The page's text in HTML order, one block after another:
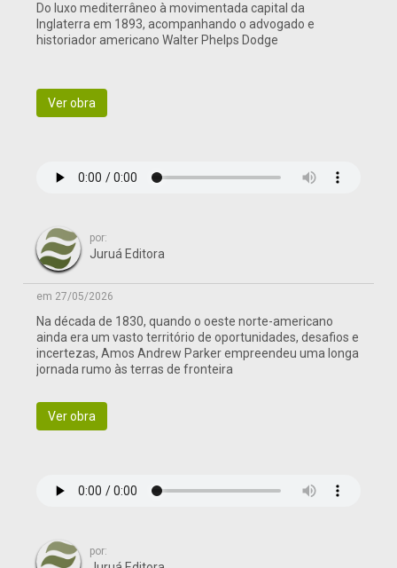
Do luxo mediterrâneo à movimentada capital da
Inglaterra em 1893, acompanhando o advogado e
historiador americano Walter Phelps Dodge
Ver obra
por:
Juruá Editora
em 27/05/2026
Na década de 1830, quando o oeste norte-americano
ainda era um vasto território de oportunidades, desafios e
incertezas, Amos Andrew Parker empreendeu uma longa
jornada rumo às terras de fronteira
Ver obra
por: